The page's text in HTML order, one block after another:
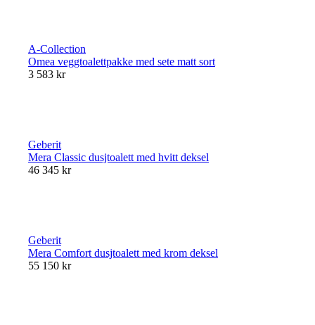
A-Collection
Omea veggtoalettpakke med sete matt sort
3 583 kr
Geberit
Mera Classic dusjtoalett med hvitt deksel
46 345 kr
Geberit
Mera Comfort dusjtoalett med krom deksel
55 150 kr